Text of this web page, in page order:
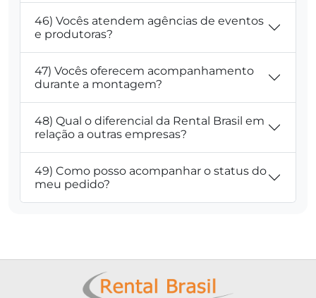
46) Vocês atendem agências de eventos
e produtoras?
47) Vocês oferecem acompanhamento
durante a montagem?
48) Qual o diferencial da Rental Brasil em
relação a outras empresas?
49) Como posso acompanhar o status do
meu pedido?